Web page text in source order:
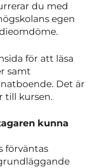
du med
egen
för att läsa
samt
Det är
till kursen.
kunna
förväntas